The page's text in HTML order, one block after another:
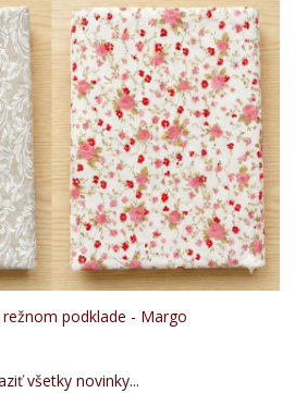
podklade - Margo
všetky novinky...